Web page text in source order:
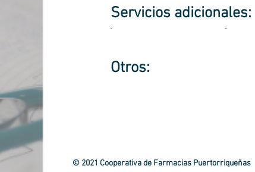
Servicios adicionales:
- -
Otros:
© 2021 Cooperativa de Farmacias Puertorriqueñas